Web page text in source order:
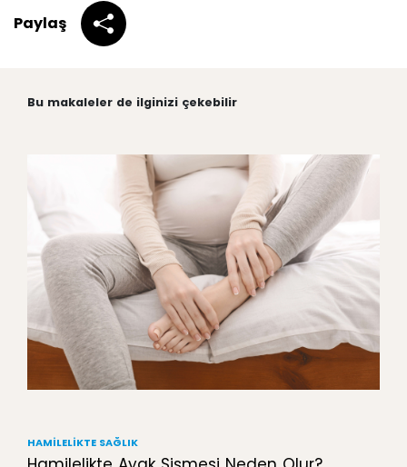
Paylaş
Bu makaleler de ilginizi çekebilir
HAMILELIKTE SAĞLIK